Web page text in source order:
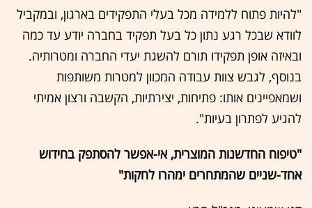
"להיות פתוח ללמידה מכל בעלי התפקידים בארגון, ובמקביל
לוודא שבכל רגע נתון כל בעל תפקיד בחברה יודע עד כמה
ובאיזה אופן תפקידו תורם להשגת יעדי החברה ומטרותיה.
בנוסף, לגבש צוות עבודה המכוון למטרות משותפות
ושמאפיינים אותו: פתיחות, יצירתיות, הקשבה ורצון אמיתי
להגיע לפתרון בעיות".
"טיפוח החדשנות המוצרית, אי-אפשר להסתפק בחידוש
אחד-שניים שהמתחרים ימהרו לחקות"